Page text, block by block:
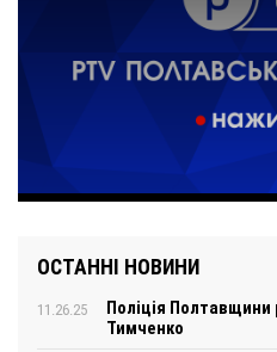
ОСТАННІ НОВИНИ
11.26.25
Поліція Полтавщини
Тимченко